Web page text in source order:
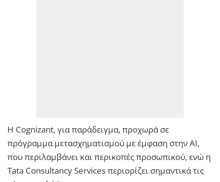
Η Cognizant, για παράδειγμα, προχωρά σε
πρόγραμμα μετασχηματισμού με έμφαση στην AI,
που περιλαμβάνει και περικοπές προσωπικού, ενώ η
Tata Consultancy Services περιορίζει σημαντικά τις